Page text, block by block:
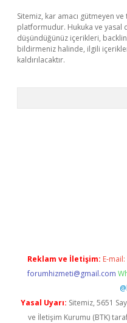
Sitemiz, kar amacı gütmeyen
platformudur. Hukuka ve yasal
düşündüğünüz içerikleri,
bildirmeniz halinde, ilgili
kaldırılacaktır.
Reklam ve İletişim: E-mail:
forumhizmeti@gmail.com
Yasal Uyarı: Sitemiz, 5651
ve İletişim Kurumu (BTK)